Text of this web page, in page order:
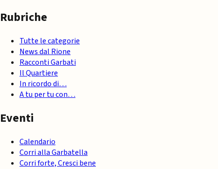
Rubriche
Tutte le categorie
News dal Rione
Racconti Garbati
Il Quartiere
In ricordo di…
A tu per tu con…
Eventi
Calendario
Corri alla Garbatella
Corri forte, Cresci bene